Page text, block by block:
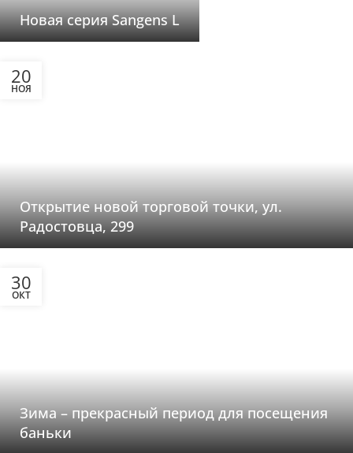
Новая серия Sangens L
20
НОЯ
Открытие новой торговой точки, ул.
Радостовца, 299
30
ОКТ
Зима – прекрасный период для посещения
баньки